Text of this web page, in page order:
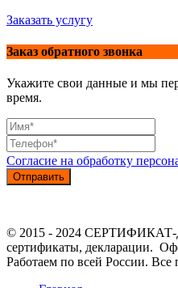
Заказать услугу
Заказ обратного звонка
Укажите свои данные и мы
время.
Согласие на обработку
Отправить
© 2015 - 2024
сертификаты, декларации.
Работаем по всей России.